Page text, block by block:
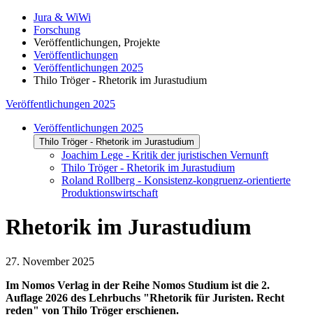
Jura & WiWi
Forschung
Veröffentlichungen, Projekte
Veröffentlichungen
Veröffentlichungen 2025
Thilo Tröger - Rhetorik im Jurastudium
Veröffentlichungen 2025
Veröffentlichungen 2025
Thilo Tröger - Rhetorik im Jurastudium
Joachim Lege - Kritik der juristischen Vernunft
Thilo Tröger - Rhetorik im Jurastudium
Roland Rollberg - Konsistenz-kongruenz-orientierte
Produktionswirtschaft
Rhetorik im Jurastudium
27. November 2025
Im Nomos Verlag in der Reihe Nomos Studium ist die 2.
Auflage 2026 des Lehrbuchs "Rhetorik für Juristen. Recht
reden" von Thilo Tröger erschienen.